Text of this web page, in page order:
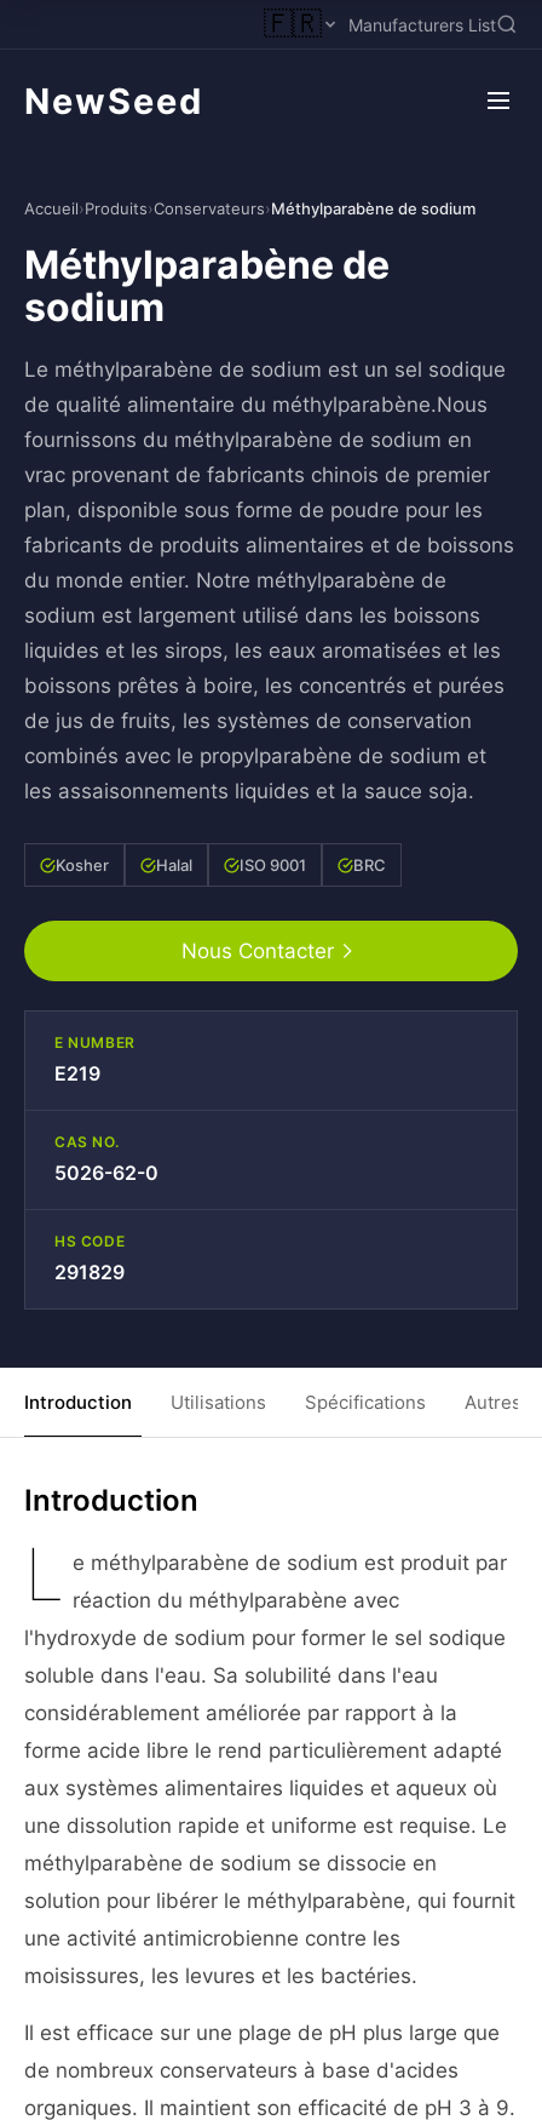
🇫🇷 Manufacturers List
NewSeed
Accueil›Produits›Conservateurs›Méthylparabène de sodium
Méthylparabène de
sodium
Le méthylparabène de sodium est un sel sodique
de qualité alimentaire du méthylparabène.Nous
fournissons du méthylparabène de sodium en
vrac provenant de fabricants chinois de premier
plan, disponible sous forme de poudre pour les
fabricants de produits alimentaires et de boissons
du monde entier. Notre méthylparabène de
sodium est largement utilisé dans les boissons
liquides et les sirops, les eaux aromatisées et les
boissons prêtes à boire, les concentrés et purées
de jus de fruits, les systèmes de conservation
combinés avec le propylparabène de sodium et
les assaisonnements liquides et la sauce soja.
Kosher Halal ISO 9001 BRC
Nous Contacter
E NUMBER
E219
CAS NO.
5026-62-0
HS CODE
291829
Introduction Utilisations Spécifications Autres
Introduction
L e méthylparabène de sodium est produit par
réaction du méthylparabène avec
l'hydroxyde de sodium pour former le sel sodique
soluble dans l'eau. Sa solubilité dans l'eau
considérablement améliorée par rapport à la
forme acide libre le rend particulièrement adapté
aux systèmes alimentaires liquides et aqueux où
une dissolution rapide et uniforme est requise. Le
méthylparabène de sodium se dissocie en
solution pour libérer le méthylparabène, qui fournit
une activité antimicrobienne contre les
moisissures, les levures et les bactéries.
Il est efficace sur une plage de pH plus large que
de nombreux conservateurs à base d'acides
organiques. Il maintient son efficacité de pH 3 à 9.